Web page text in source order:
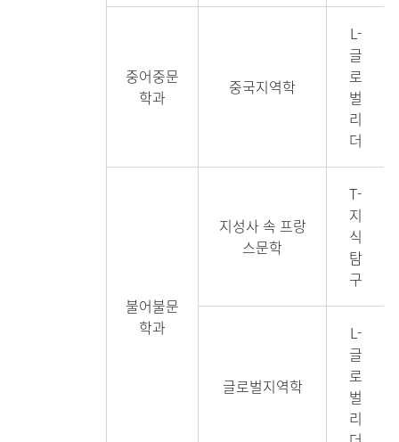
중어중문
학과
중국지역학
L-
글
로
벌
리
더
불어불문
학과
지성사 속 프랑
스문학
T-
지
식
탐
구
글로벌지역학
L-
글
로
벌
리